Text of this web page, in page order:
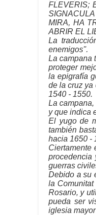
FLEVERIS;
MIRA, HA
ABRIR EL
La
enemigos".
La campana
proteger
la epigrafía
de la cruz ya
1540 - 1550.
La
y que indica
El yugo de
también
hacia 1650 -
Ciertamente
procedencia
guerras
Debido a su
la
Rosario, y
pueda ser
iglesia